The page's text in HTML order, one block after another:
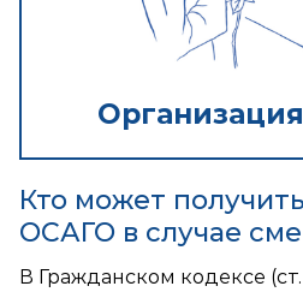
Кто может
ОСАГО в случае
В Гражданском кодексе